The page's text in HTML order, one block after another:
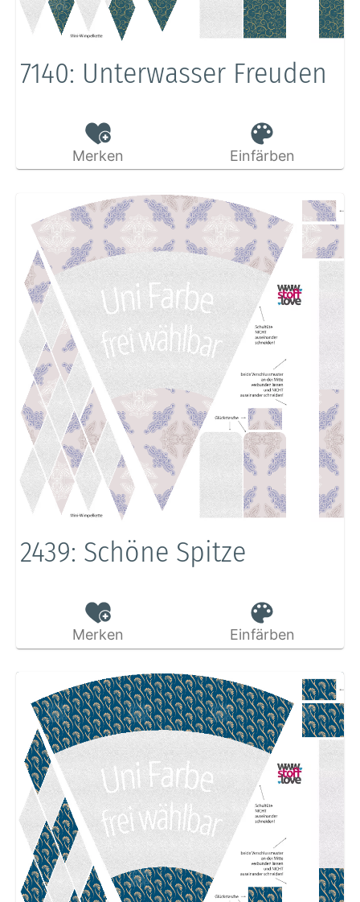
7140: Unterwasser Freuden
Merken Einfärben
2439: Schöne Spitze
Merken Einfärben